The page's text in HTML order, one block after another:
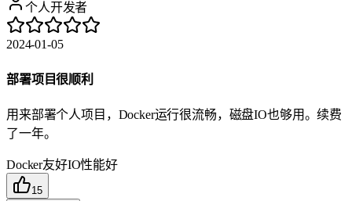
个人开发者
2024-01-05
部署项目很顺利
用来部署个人项目，Docker运行很流畅，磁盘IO也够用。续费
了一年。
Docker友好IO性能好
15